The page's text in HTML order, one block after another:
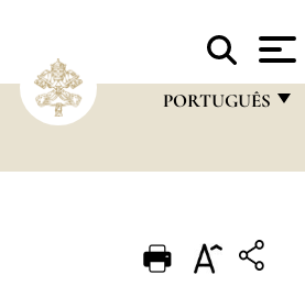
PORTUGUÊS
PORTUGUÊS